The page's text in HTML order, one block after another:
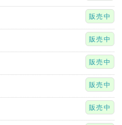
販売中
販売中
販売中
販売中
販売中